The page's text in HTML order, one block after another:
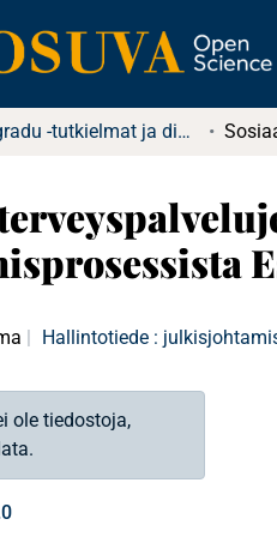
Pro gradu -tutkielmat ja diplomityöt
Hallintotiede :
ole tiedostoja,